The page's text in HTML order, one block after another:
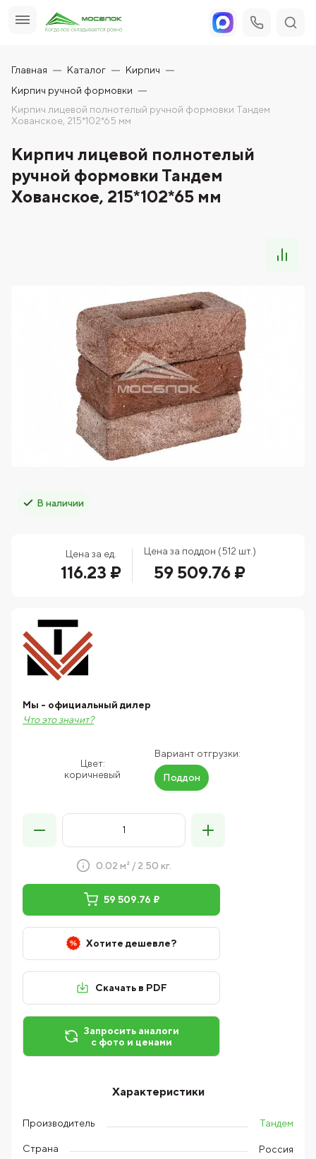
Главная Каталог
Кирпич
Кирпич ручной формовки
Кирпич лицевой полнотелый ручной формовки Тандем
Хованское, 215*102*65 мм
Кирпич лицевой полнотелый
ручной формовки Тандем
Хованское, 215*102*65 мм
В наличии
Цена за ед.
116.23 ₽
Цена за поддон (512 шт.)
59 509.76 ₽
Цвет:
коричневый
Вариант отгрузки:
Поддон
Мы - официальный дилер
Что это значит?
0.02 м² / 2.50 кг.
59 509.76 ₽
Хотите дешевле?
Скачать в PDF
Запросить аналоги
с фото и ценами
Характеристики
Производитель Тандем
Страна Россия